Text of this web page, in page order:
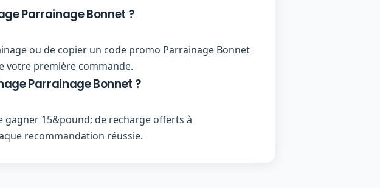
Parrainage Bonnet ?
ou de copier un code promo Parrainage Bonnet
votre première commande.
Parrainage Bonnet ?
15&pound; de recharge offerts à
recommandation réussie.